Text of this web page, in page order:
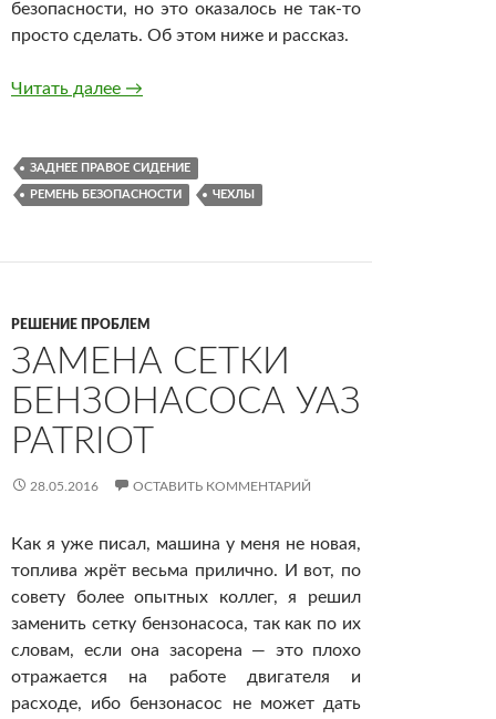
безопасности, но это оказалось не так-то
просто сделать. Об этом ниже и рассказ.
Читать далее Приключение 5. Как установить чехол на
→
ЗАДНЕЕ ПРАВОЕ СИДЕНИЕ
РЕМЕНЬ БЕЗОПАСНОСТИ ЧЕХЛЫ
РЕШЕНИЕ ПРОБЛЕМ
ЗАМЕНА СЕТКИ
БЕНЗОНАСОСА УАЗ
PATRIOT
28.05.2016 ОСТАВИТЬ КОММЕНТАРИЙ
Как я уже писал, машина у меня не новая,
топлива жрёт весьма прилично. И вот, по
совету более опытных коллег, я решил
заменить сетку бензонасоса, так как по их
словам, если она засорена — это плохо
отражается на работе двигателя и
расходе, ибо бензонасос не может дать